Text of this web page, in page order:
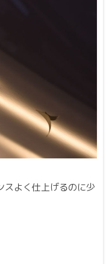
スよく仕上げるのに少